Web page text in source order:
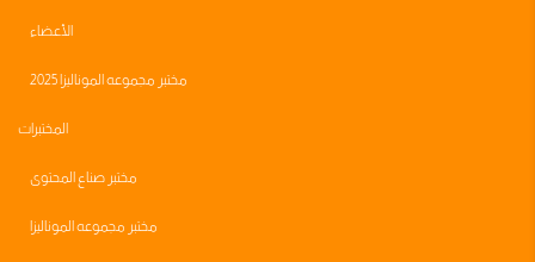
الأعضاء
مختبر مجموعه الموناليزا 2025
المختبرات
مختبر صناع المحتوى
مختبر مجموعه الموناليزا